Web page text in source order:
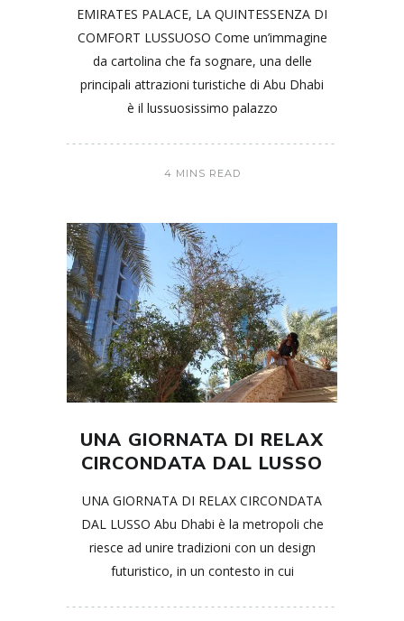
EMIRATES PALACE, LA QUINTESSENZA DI
COMFORT LUSSUOSO Come un’immagine
da cartolina che fa sognare, una delle
principali attrazioni turistiche di Abu Dhabi
è il lussuosissimo palazzo
4 MINS READ
UNA GIORNATA DI RELAX
CIRCONDATA DAL LUSSO
UNA GIORNATA DI RELAX CIRCONDATA
DAL LUSSO Abu Dhabi è la metropoli che
riesce ad unire tradizioni con un design
futuristico, in un contesto in cui